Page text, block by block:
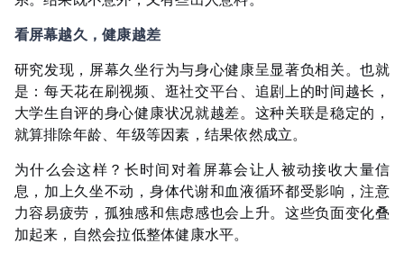
看屏幕越久，健康越差
研究发现，屏幕久坐行为与身心健康呈显著负相关。也就
是：每天花在刷视频、逛社交平台、追剧上的时间越长，
大学生自评的身心健康状况就越差。这种关联是稳定的，
就算排除年龄、年级等因素，结果依然成立。
为什么会这样？长时间对着屏幕会让人被动接收大量信
息，加上久坐不动，身体代谢和血液循环都受影响，注意
力容易疲劳，孤独感和焦虑感也会上升。这些负面变化叠
加起来，自然会拉低整体健康水平。